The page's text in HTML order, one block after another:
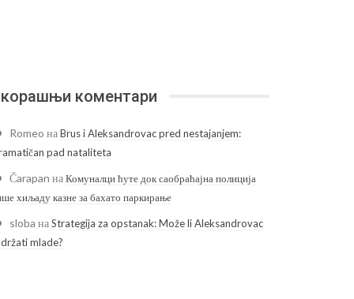
коментари
Romeo наBrus i Aleksandrovac pred nestajanjem:
pad nataliteta
Čarapan наКомуналци ћуте док саобраћајна полиција
хиљаду казне за бахато паркирање
sloba наStrategija za opstanak: Može li Aleksandrovac
mlade?